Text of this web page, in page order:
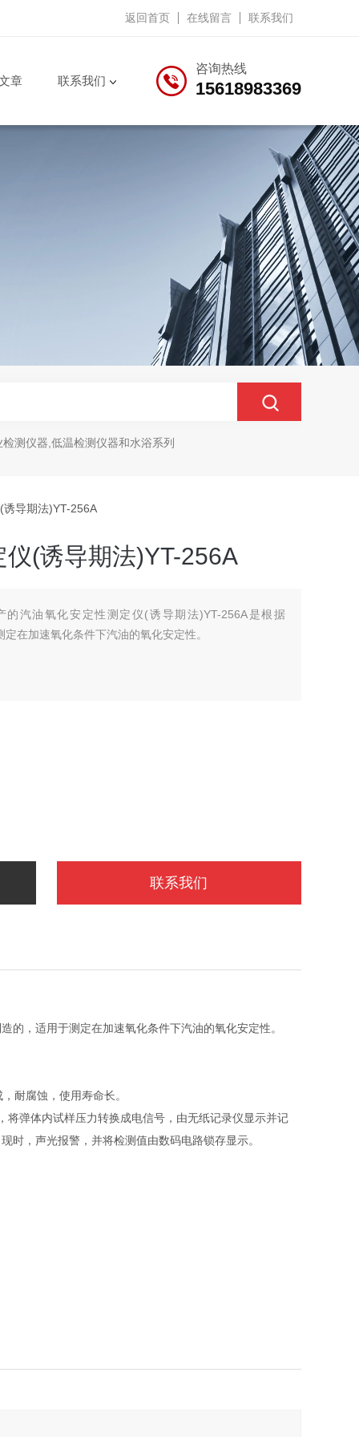
返回首页 在线留言 联系我们
咨询热线
15618983369
章 联系我们
测仪器,低温检测仪器和水浴系列
导期法)YT-256A
(诱导期法)YT-256A
的汽油氧化安定性测定仪(诱导期法)YT-256A是根据
在加速氧化条件下汽油的氧化安定性。
联系我们
的，适用于测定在加速氧化条件下汽油的氧化安定性。
耐腐蚀，使用寿命长。
弹体内试样压力转换成电信号，由无纸记录仪显示并记
时，声光报警，并将检测值由数码电路锁存显示。